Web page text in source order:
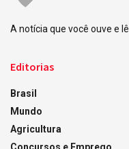
A notícia que você ouve e lê.
Editorias
Brasil
Mundo
Agricultura